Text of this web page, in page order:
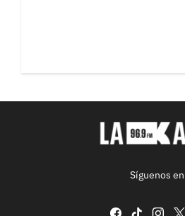
Síguenos
facebook
tiktok